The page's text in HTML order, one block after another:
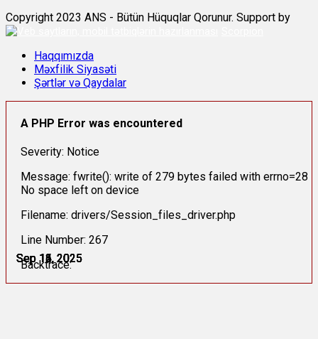
Sep 11, 2025
Sep 12, 2025
Sep 13, 2025
Sep 14, 2025
Sep 15, 2025
Sep 16, 2025
Copyright 2023 ANS - Bütün Hüquqlar Qorunur. Support by
Haqqımızda
Məxfilik Siyasəti
Şərtlər və Qaydalar
A PHP Error was encountered
Severity: Notice
Message: fwrite(): write of 279 bytes failed with errno=28
No space left on device
Filename: drivers/Session_files_driver.php
Line Number: 267
Backtrace: